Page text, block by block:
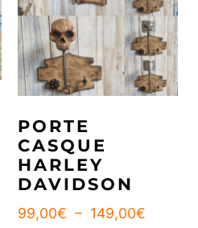
PORTE
CASQUE
HARLEY
DAVIDSON
99,00€ – 149,00€